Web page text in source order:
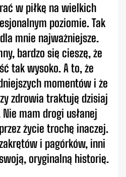
w piłkę na wielkich
poziomie. Tak
mnie najważniejsze.
bardzo się cieszę, że
tak wysoko. A to, że
momentów i że
zdrowia traktuję dzisiaj
mam drogi usłanej
życie trochę inaczej.
i pagórków, inni
oryginalną historię.